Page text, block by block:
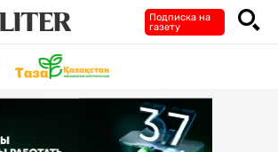
Подписка на
газету